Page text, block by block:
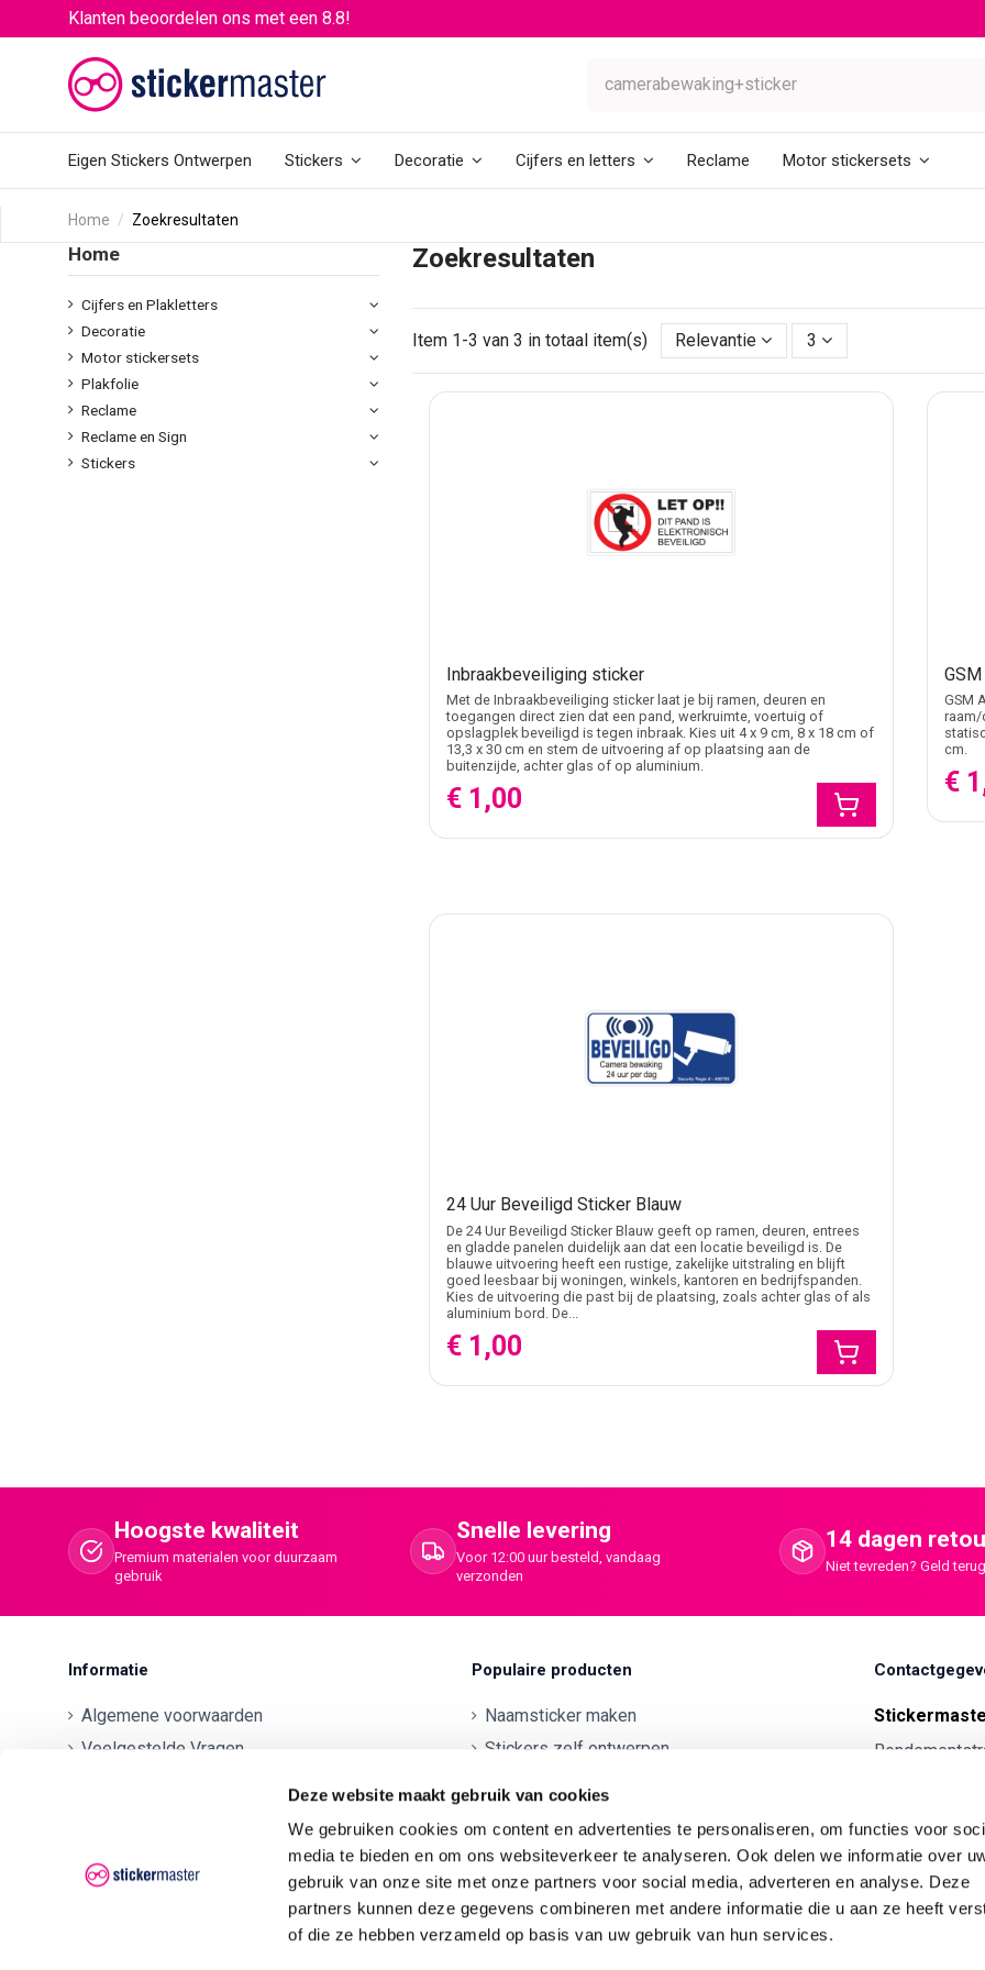
Deze website maakt gebruik van cookies
We gebruiken cookies om content en advertenties te personaliseren, om functies voor
media te bieden en om ons websiteverkeer te analyseren. Ook delen we informatie over
gebruik van onze site met onze partners voor social media, adverteren en analyse. Deze
partners kunnen deze gegevens combineren met andere informatie die u aan ze heeft
of die ze hebben verzameld op basis van uw gebruik van hun services.
Klanten beoordelen ons met een 8.8!
Eigen Stickers Ontwerpen Stickers Decoratie Cijfers en letters Reclame Motor stickersets
Home Zoekresultaten
Zoekresultaten
Item 1-3 van 3 in totaal item(s) Relevantie 3
Inbraakbeveiliging sticker
Met de Inbraakbeveiliging sticker laat je bij ramen, deuren en
toegangen direct zien dat een pand, werkruimte, voertuig of
opslagplek beveiligd is tegen inbraak. Kies uit 4 x 9 cm, 8 x 18 cm of
13,3 x 30 cm en stem de uitvoering af op plaatsing aan de
buitenzijde, achter glas of op aluminium.
€ 1,00
GSM
raam/
cm.
€
24 Uur Beveiligd Sticker Blauw
De 24 Uur Beveiligd Sticker Blauw geeft op ramen, deuren, entrees
en gladde panelen duidelijk aan dat een locatie beveiligd is. De
blauwe uitvoering heeft een rustige, zakelijke uitstraling en blijft
goed leesbaar bij woningen, winkels, kantoren en bedrijfspanden.
Kies de uitvoering die past bij de plaatsing, zoals achter glas of als
aluminium bord. De...
€ 1,00
Home
Cijfers en Plakletters
Decoratie
Motor stickersets
Plakfolie
Reclame
Reclame en Sign
Stickers
Hoogste kwaliteit
Premium materialen voor duurzaam
gebruik
Snelle levering
Voor 12:00 uur besteld, vandaag
verzonden
14 dagen
Niet tevreden? Geld
Informatie
Algemene voorwaarden
Veelgestelde Vragen
Klachten
Privacyverklaring AVG/GDPR
Populaire producten
Naamsticker maken
Stickers zelf ontwerpen
Ontwerp je eigen kunststof tekst
Wijnetiket maken
Ontwerp je eigen Vilt tekst
Ontwerp je eigen rally naam sticker
KVK:
BTW nr: